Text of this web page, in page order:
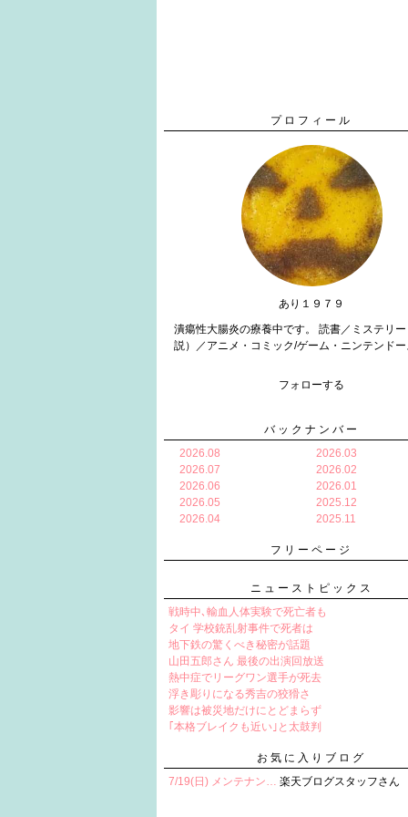
プロフィール
あり１９７９
潰瘍性大腸炎の療養中です。 読書／ミステリ
説）／アニメ・コミック/ゲーム・ニンテンド
フォローする
バックナンバー
2026.08
2026.07
2026.06
2026.05
2026.04
2026.03
2026.02
2026.01
2025.12
2025.11
フリーページ
ニューストピックス
戦時中､輸血人体実験で死亡者も
タイ 学校銃乱射事件で死者は
地下鉄の驚くべき秘密が話題
山田五郎さん 最後の出演回放送
熱中症でリーグワン選手が死去
浮き彫りになる秀吉の狡猾さ
影響は被災地だけにとどまらず
｢本格ブレイクも近い｣と太鼓判
お気に入りブログ
7/19(日) メンテナン… 楽天ブログスタッフさん